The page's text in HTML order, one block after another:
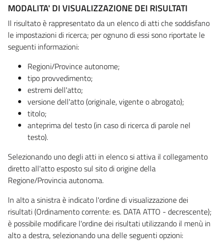
MODALITA' DI VISUALIZZAZIONE DEI RISULTATI
Il risultato è rappresentato da un elenco di atti che soddisfano
le impostazioni di ricerca; per ognuno di essi sono riportate le
seguenti informazioni:
Regioni/Province autonome;
tipo provvedimento;
estremi dell'atto;
versione dell'atto (originale, vigente o abrogato);
titolo;
anteprima del testo (in caso di ricerca di parole nel
testo).
Selezionando uno degli atti in elenco si attiva il collegamento
diretto all'atto esposto sul sito di origine della
Regione/Provincia autonoma.
In alto a sinistra è indicato l'ordine di visualizzazione dei
risultati (Ordinamento corrente: es. DATA ATTO - decrescente);
è possibile modificare l'ordine dei risultati utilizzando il menù in
alto a destra, selezionando una delle seguenti opzioni: